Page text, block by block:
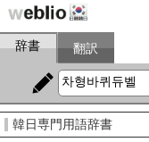
辞書 翻訳
韓日専門用語辞書